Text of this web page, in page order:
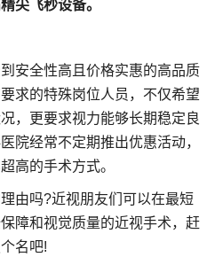
尖飞秒设备。
安全性高且价格实惠的高品质
求的特殊岗位人员，不仅希望
，更要求视力能够长期稳定良
院经常不定期推出优惠活动，
高的手术方式。
由吗?近视朋友们可以在最短
障和视觉质量的近视手术，赶
名吧!